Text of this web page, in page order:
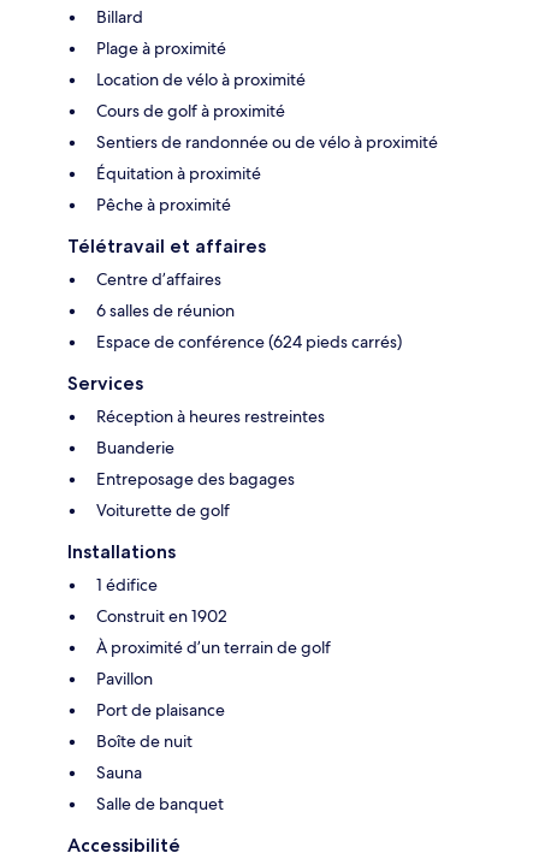
Billard
Plage à proximité
Location de vélo à proximité
Cours de golf à proximité
Sentiers de randonnée ou de vélo à proximité
Équitation à proximité
Pêche à proximité
Télétravail et affaires
Centre d’affaires
6 salles de réunion
Espace de conférence (624 pieds carrés)
Services
Réception à heures restreintes
Buanderie
Entreposage des bagages
Voiturette de golf
Installations
1 édifice
Construit en 1902
À proximité d’un terrain de golf
Pavillon
Port de plaisance
Boîte de nuit
Sauna
Salle de banquet
Accessibilité